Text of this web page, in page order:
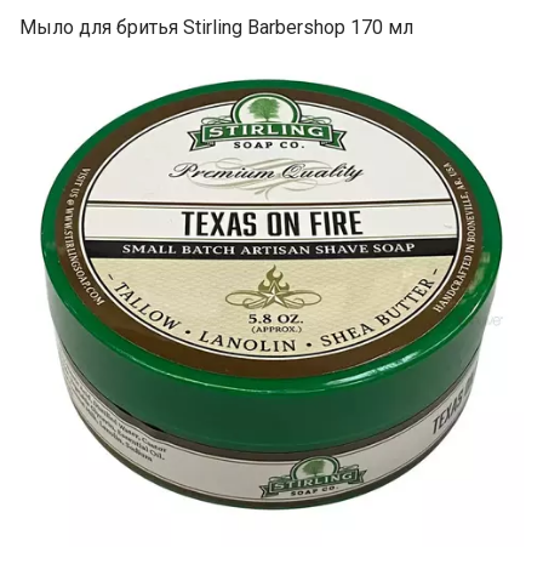
Мыло для бритья Stirling Barbershop 170 мл